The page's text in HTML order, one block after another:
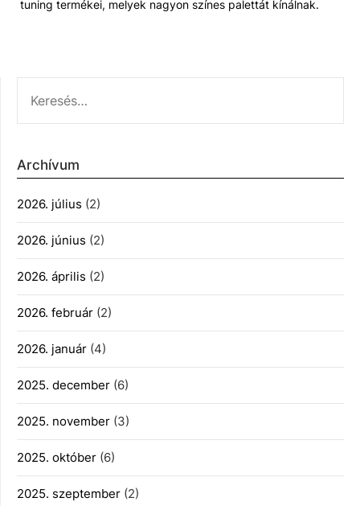
tuning termékei, melyek nagyon színes palettát kínálnak.
Archívum
2026. július (2)
2026. június (2)
2026. április (2)
2026. február (2)
2026. január (4)
2025. december (6)
2025. november (3)
2025. október (6)
2025. szeptember (2)